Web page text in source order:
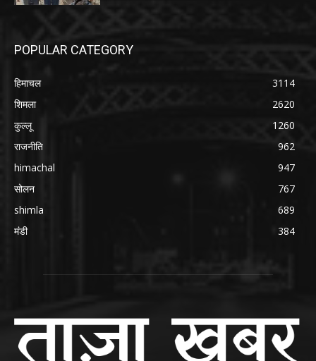
POPULAR CATEGORY
हिमाचल
3114
शिमला
2620
कुल्लू
1260
राजनीति
962
himachal
947
सोलन
767
shimla
689
मंडी
384